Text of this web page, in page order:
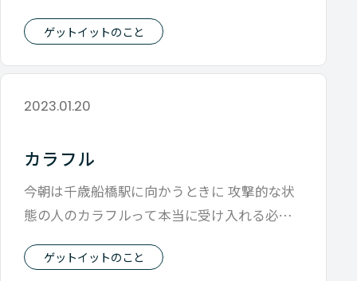
ゲットイットのこと
2023.01.20
カラフル
今朝は千歳船橋駅に向かうときに 攻撃的な状
態の人のカラフルって本当に受け入れる必要
ゲットイットのこと